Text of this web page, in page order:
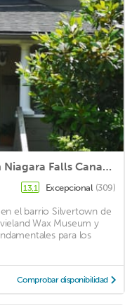
A very clean and private suite in Niagara Falls Canada.
13,1 Excepcional (309)
el barrio Silvertown de
Wax Museum y
para los
Comprobar disponibilidad